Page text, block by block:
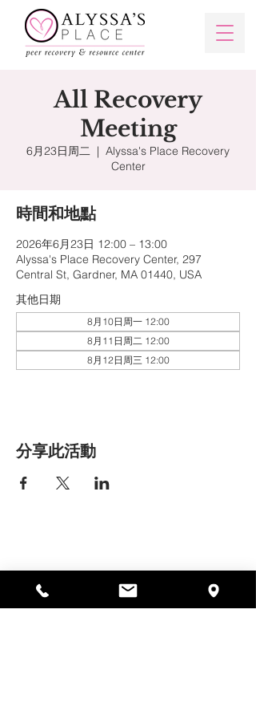
All Recovery
Meeting
6月23日周二
  |
Alyssa's Place Recovery
Center
時間和地點
2026年6月23日 12:00 – 13:00
Alyssa's Place Recovery Center, 297
Central St, Gardner, MA 01440, USA
其他日期
8月10日周一 12:00
8月11日周二 12:00
8月12日周三 12:00
分享此活動
297 中央街，加德纳，马萨诸塞州
01440